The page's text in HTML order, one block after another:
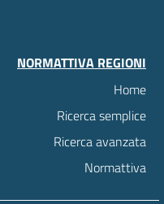
NORMATTIVA REGIONI
Home
Ricerca semplice
Ricerca avanzata
Normattiva